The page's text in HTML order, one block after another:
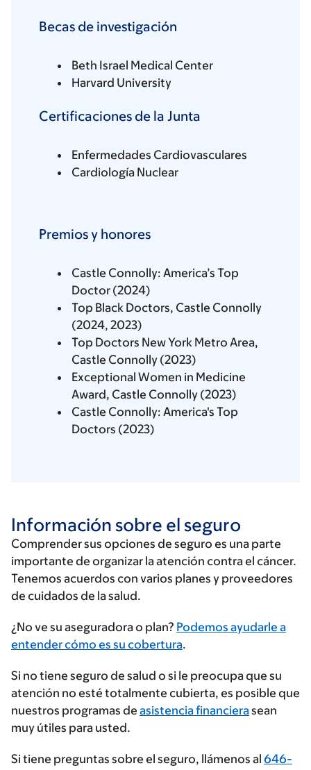
Becas de investigación
Beth Israel Medical Center
Harvard University
Certificaciones de la Junta
Enfermedades Cardiovasculares
Cardiología Nuclear
Premios y honores
Castle Connolly: America’s Top
Doctor (2024)
Top Black Doctors, Castle Connolly
(2024, 2023)
Top Doctors New York Metro Area,
Castle Connolly (2023)
Exceptional Women in Medicine
Award, Castle Connolly (2023)
Castle Connolly: America's Top
Doctors (2023)
Información sobre el seguro
Comprender sus opciones de seguro es una parte
importante de organizar la atención contra el cáncer.
Tenemos acuerdos con varios planes y proveedores
de cuidados de la salud.
Ingrese
su
de
seguros
¿No ve su aseguradora o plan? Podemos ayudarle a
entender cómo es su cobertura.
Si no tiene seguro de salud o si le preocupa que su
atención no esté totalmente cubierta, es posible que
nuestros programas de asistencia financierasean
muy útiles para usted.
Si tiene preguntas sobre el seguro, llámenos al 646-